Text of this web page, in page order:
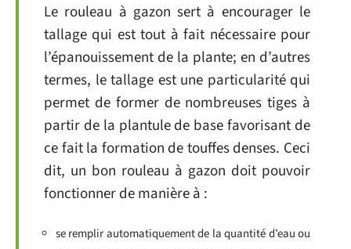
Le rouleau à gazon sert à encourager le
tallage qui est tout à fait nécessaire pour
l’épanouissement de la plante; en d’autres
termes, le tallage est une particularité qui
permet de former de nombreuses tiges à
partir de la plantule de base favorisant de
ce fait la formation de touffes denses. Ceci
dit, un bon rouleau à gazon doit pouvoir
fonctionner de manière à :
se remplir automatiquement de la quantité d’eau ou